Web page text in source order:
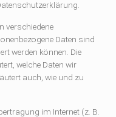
verschiedene
Daten sind
werden können. Die
welche Daten wir
auch, wie und zu
im Internet (z. B.